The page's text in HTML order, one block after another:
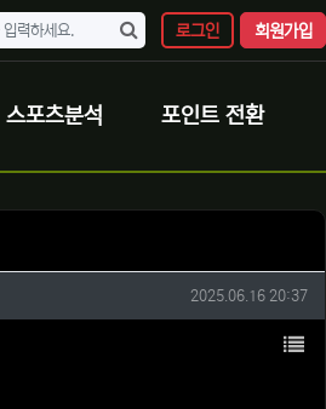
로그인 회원가입
스포츠분석 포인트 전환
작성일
2025.06.16 20:37
목